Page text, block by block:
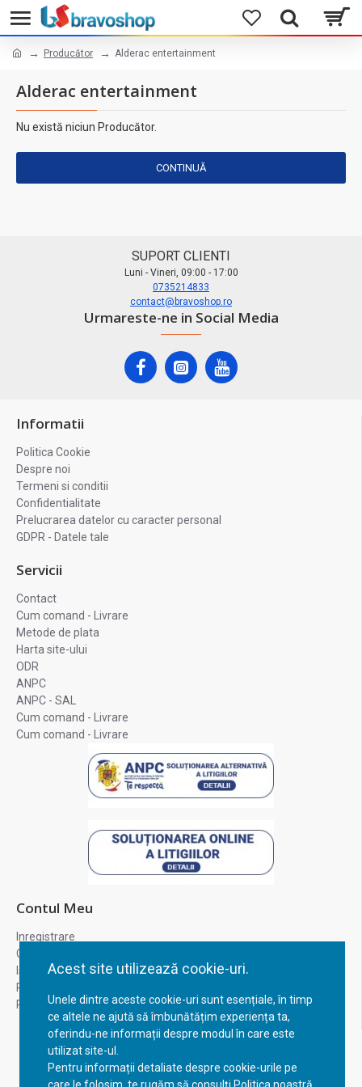
Acest site utilizează cookie-uri.
Unele dintre aceste cookie-uri sunt esențiale, în timp
ce altele ne ajută să îmbunătățim experiența ta,
oferindu-ne informații despre modul în care este
utilizat site-ul.
Pentru informații detaliate despre cookie-urile pe
Producător Alderac entertainment
Alderac entertainment
Nu există niciun Producător.
CONTINUĂ
SUPORT CLIENTI
Luni - Vineri, 09:00 - 17:00
0735214833
contact@bravoshop.ro
Urmareste-ne in Social Media
Informatii
Politica Cookie
Despre noi
Termeni si conditii
Confidentialitate
Prelucrarea datelor cu caracter personal
GDPR - Datele tale
Servicii
Contact
Cum comand - Livrare
Metode de plata
Harta site-ului
ODR
ANPC
ANPC - SAL
Cum comand - Livrare
Cum comand - Livrare
Contul Meu
Inregistrare
Contul meu
Istoric comenzi
Recuperare parola
Returnare produs